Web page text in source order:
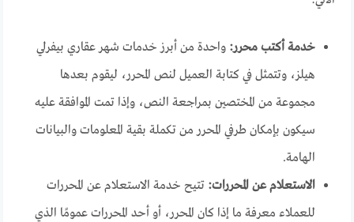
خدمة أكتب محرر: واحدة من أبرز خدمات شهر عقاري بيفرلي
هيلز، وتتمثل في كتابة العميل لنص المحرر، ليقوم بعدها
مجموعة من المختصين بمراجعة النص، وإذا تمت الموافقة عليه
سيكون بإمكان طرفي المحرر من تكملة بقية المعلومات والبيانات
الهامة.
الاستعلام عن المحررات: تتيح خدمة الاستعلام عن المحررات
للعملاء معرفة ما إذا كان المحرر، أو أحد المحررات عمومًا الذي